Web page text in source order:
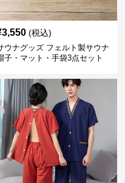
3,550 (税込)
ウナグッズ フェルト製サウナ
子・マット・手袋3点セット